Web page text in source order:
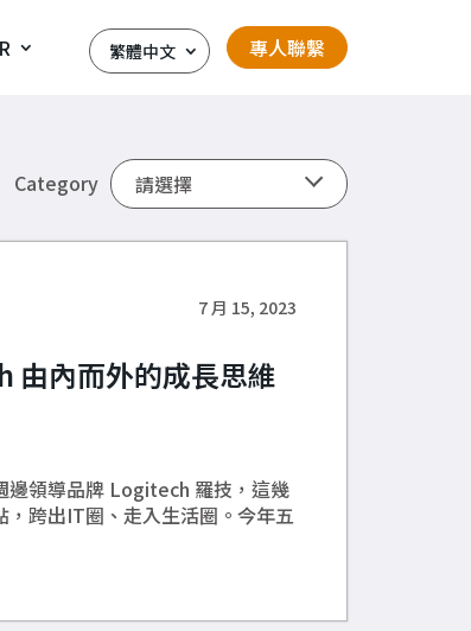
繁體中文 專人聯繫
Category
由內而外的成長思維
7 月 15, 2023
邊領導品牌 Logitech 羅技，這幾
跨出IT圈、走入生活圈。今年五